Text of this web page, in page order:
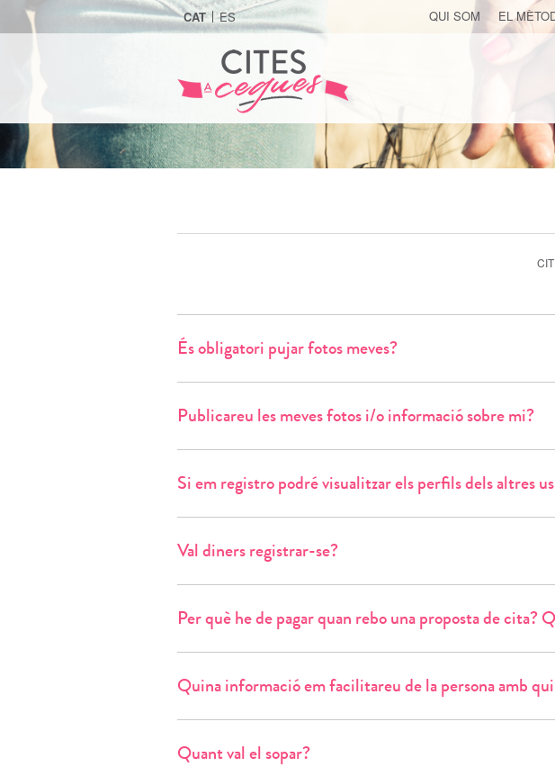
Anar
al
CAT ES QUI SOM EL
És obligatori pujar fotos meves?
Publicareu les meves fotos i/o informació sobre mi?
Si em registro podré visualitzar els perfils dels altres
Val diners registrar-se?
Per què he de pagar quan rebo una proposta de cita?
Quina informació em facilitareu de la persona amb
Quant val el sopar?